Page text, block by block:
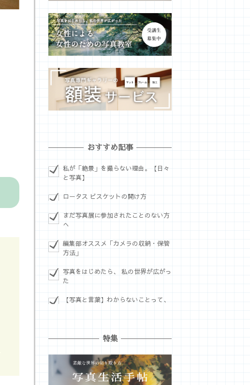
おすすめ記事
私が「絶景」を撮らない理由。【日々
と写真】
ロータス ビスケットの開け方
まだ写真展に参加されたことのない方
へ
編集部オススメ「カメラの収納・保管
方法」
写真をはじめたら、 私の世界が広がっ
た
【写真と言葉】わからないことって、
特集